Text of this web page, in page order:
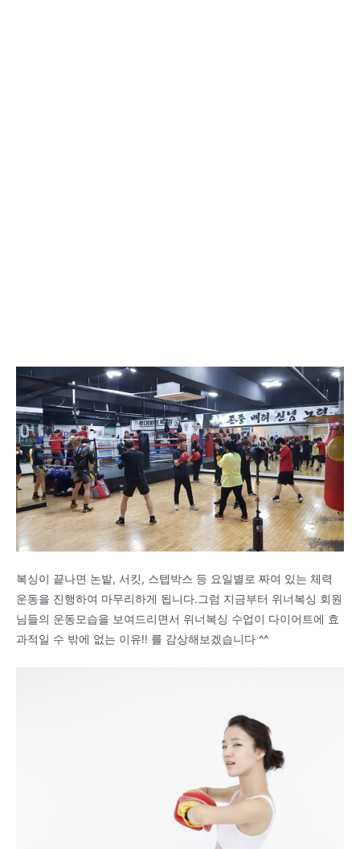
복싱이 끝나면 논밭, 서킷, 스텝박스 등 요일별로 짜여 있는 체력
운동을 진행하여 마무리하게 됩니다.그럼 지금부터 위너복싱 회원
님들의 운동모습을 보여드리면서 위너복싱 수업이 다이어트에 효
과적일 수 밖에 없는 이유!! 를 감상해보겠습니다 ^^